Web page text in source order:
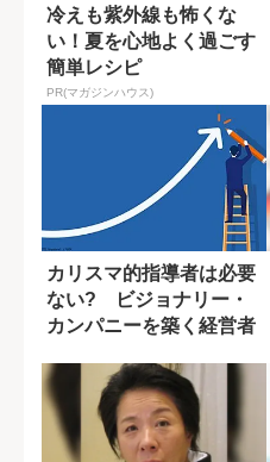
冷えも紫外線も怖くな
い！夏を心地よく過ごす
簡単レシピ
PR(マガジンハウス)
カリスマ的指導者は必要
ない? ビジョナリー・
カンパニーを築く経営者